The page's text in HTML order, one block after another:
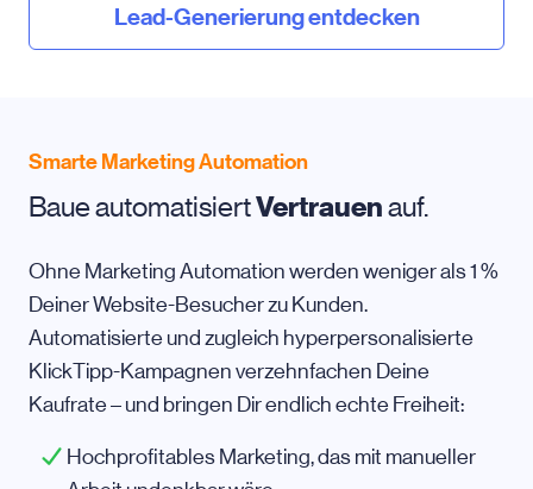
Lead-Generierung entdecken
Smarte Marketing Automation
Baue automatisiertVertrauenauf.
Ohne Marketing Automation werden weniger als 1 %
Deiner Website-Besucher zu Kunden.
Automatisierte und zugleich hyperpersonalisierte
KlickTipp-Kampagnen verzehnfachen Deine
Kaufrate – und bringen Dir endlich echte Freiheit:
Hochprofitables Marketing, das mit manueller